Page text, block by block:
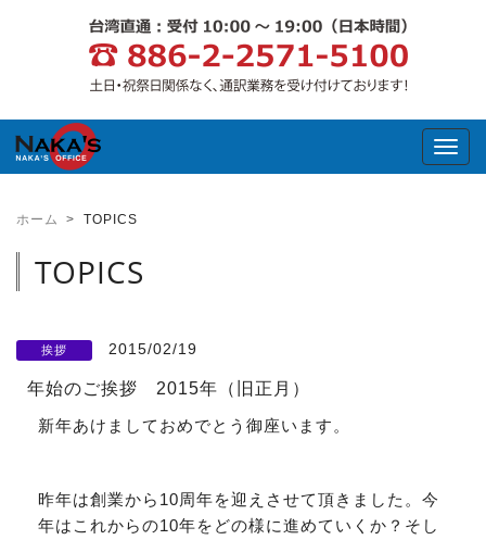
ホーム TOPICS
TOPICS
挨拶 2015/02/19
年始のご挨拶 2015年（旧正月）
新年あけましておめでとう御座います。
昨年は創業から10周年を迎えさせて頂きました。今
年はこれからの10年をどの様に進めていくか？そし